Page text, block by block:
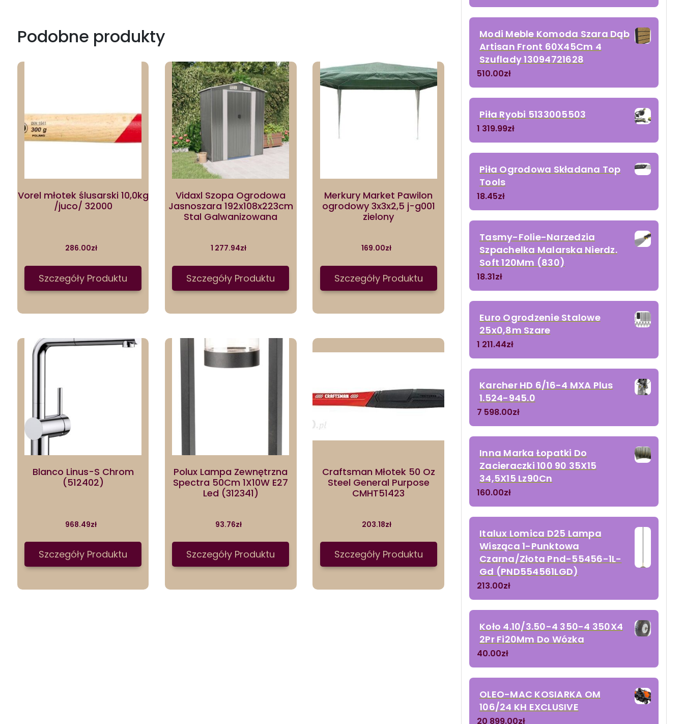
Podobne produkty
Vorel młotek ślusarski 10,0kg
/juco/ 32000
286.00zł
Szczegóły Produktu
Vidaxl Szopa Ogrodowa
Jasnoszara 192x108x223cm
Stal Galwanizowana
1 277.94zł
Szczegóły Produktu
Merkury Market Pawilon
ogrodowy 3x3x2,5 j-g001
zielony
169.00zł
Szczegóły Produktu
Blanco Linus-S Chrom
(512402)
968.49zł
Szczegóły Produktu
Polux Lampa Zewnętrzna
Spectra 50Cm 1X10W E27
Led (312341)
93.76zł
Szczegóły Produktu
Craftsman Młotek 50 Oz
Steel General Purpose
CMHT51423
203.18zł
Szczegóły Produktu
Modi Meble Komoda Szara Dąb
Artisan Front 60X45Cm 4
Szuflady 13094721628
510.00zł
Piła Ryobi 5133005503
1 319.99zł
Piła Ogrodowa Składana Top
Tools
18.45zł
Tasmy-Folie-Narzedzia
Szpachelka Malarska Nierdz.
Soft 120Mm (830)
18.31zł
Euro Ogrodzenie Stalowe
25x0,8m Szare
1 211.44zł
Karcher HD 6/16-4 MXA Plus
1.524-945.0
7 598.00zł
Inna Marka Łopatki Do
Zacieraczki 100 90 35X15
34,5X15 Lz90Cn
160.00zł
Italux Lomica D25 Lampa
Wisząca 1-Punktowa
Czarna/Złota Pnd-55456-1L-
Gd (PND554561LGD)
213.00zł
Koło 4.10/3.50-4 350-4 350X4
2Pr Fi20Mm Do Wózka
40.00zł
OLEO-MAC KOSIARKA OM
106/24 KH EXCLUSIVE
20 899.00zł